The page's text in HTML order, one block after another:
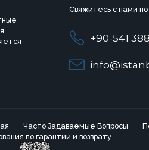
Свяжитесь с нами
+90-541
Часто Задаваемые Вопросы
по гарантии и возврату.